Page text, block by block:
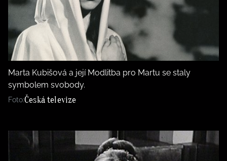
Marta Kubišová a její Modlitba pro Martu se staly
symbolem svobody.
Foto:Česká televize